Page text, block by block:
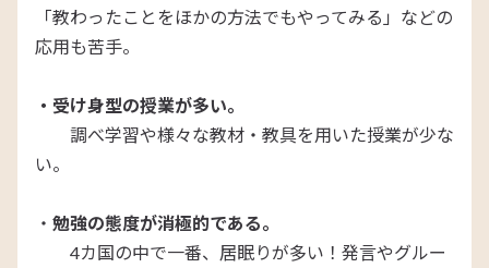
「教わったことをほかの方法でもやってみる」などの
応用も苦手。
・受け身型の授業が多い。
調べ学習や様々な教材・教具を用いた授業が少な
い。
・ 勉強の態度が消極的である。
4カ国の中で一番、居眠りが多い！発言やグルー